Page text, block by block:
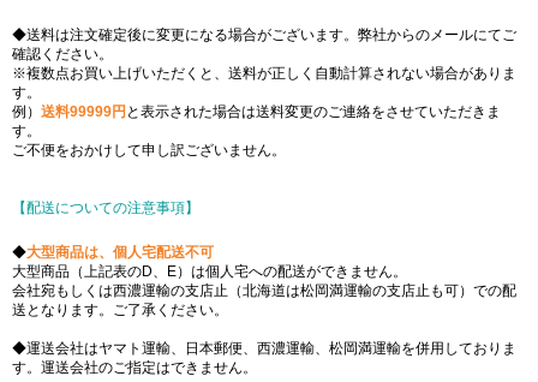
◆送料は注文確定後に変更になる場合がございます。弊社からのメールにてご
確認ください。
※複数点お買い上げいただくと、送料が正しく自動計算されない場合がありま
す。
例） 送料99999円 と表示された場合は送料変更のご連絡をさせていただきま
す。
ご不便をおかけして申し訳ございません。
【配送についての注意事項】
◆大型商品は、個人宅配送不可
大型商品（上記表のD、E）は個人宅への配送ができません。
会社宛もしくは西濃運輸の支店止（北海道は松岡満運輸の支店止も可）での配
送となります。ご了承ください。
◆運送会社はヤマト運輸、日本郵便、西濃運輸、松岡満運輸を併用しておりま
す。運送会社のご指定はできません。